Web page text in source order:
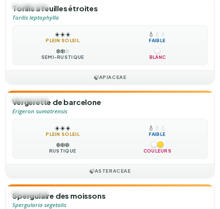
🌻ANNUELLE
Torilis à feuilles étroites
Torilis leptophylla
☀️☀️☀️
PLEIN SOLEIL
💧 💧 💧
FAIBLE
❄️❄️❄️
SEMI-RUSTIQUE BLANC
🍃APIACEAE
🌻ANNUELLE
Vergerette de barcelone
Erigeron sumatrensis
☀️☀️☀️
PLEIN SOLEIL
💧 💧 💧
FAIBLE
❄️❄️❄️
RUSTIQUE COULEURS
🍃ASTERACEAE
🌻ANNUELLE
Spergulaire des moissons
Spergularia segetalis